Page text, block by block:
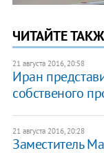
ЧИТАЙТЕ
21 августа 2016, 20:58
Иран
собственого
21 августа 2016, 20:28
Заместитель